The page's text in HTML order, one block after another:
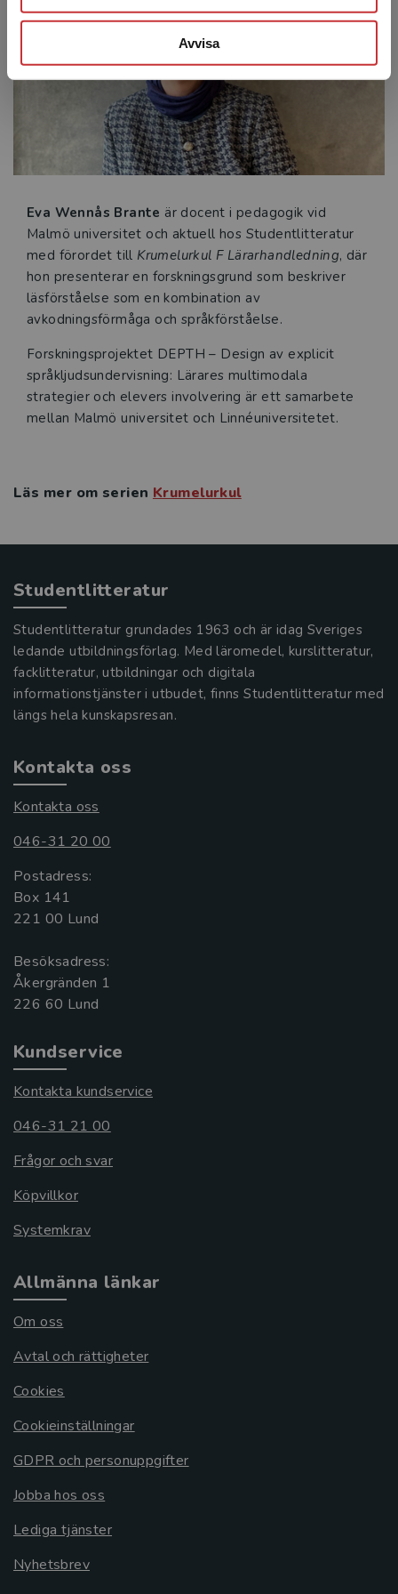
Avvisa
Eva Wennås Brante är docent i pedagogik vid
Malmö universitet och aktuell hos Studentlitteratur
med förordet till Krumelurkul F Lärarhandledning, där
hon presenterar en forskningsgrund som beskriver
läsförståelse som en kombination av
avkodningsförmåga och språkförståelse.
Forskningsprojektet DEPTH – Design av explicit
språkljudsundervisning: Lärares multimodala
strategier och elevers involvering är ett samarbete
mellan Malmö universitet och Linnéuniversitetet.
Läs mer om serien Krumelurkul
Studentlitteratur
Studentlitteratur grundades 1963 och är idag Sveriges
ledande utbildningsförlag. Med läromedel, kurslitteratur,
facklitteratur, utbildningar och digitala
informationstjänster i utbudet, finns Studentlitteratur med
längs hela kunskapsresan.
Kontakta oss
Kontakta oss
046-31 20 00
Postadress:
Box 141
221 00 Lund
Besöksadress:
Åkergränden 1
Kundservice
Kontakta kundservice
046-31 21 00
Frågor och svar
Köpvillkor
Systemkrav
Allmänna länkar
Om oss
Avtal och rättigheter
Cookies
Cookieinställningar
GDPR och personuppgifter
Jobba hos oss
Lediga tjänster
Nyhetsbrev